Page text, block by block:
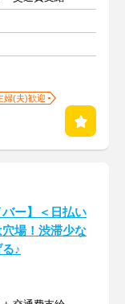
婦(夫)歓迎
バー】＜日払い
場！渋滞少な
♪